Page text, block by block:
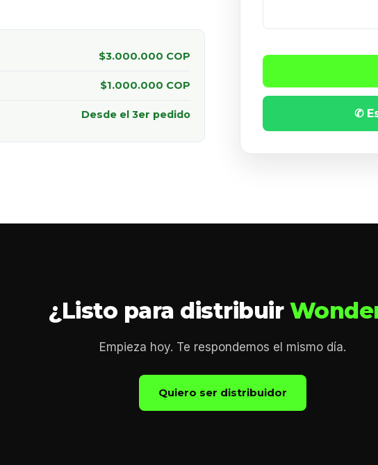
$3.000.000 COP
$1.000.000 COP
Desde el 3er pedido ✆
¿Listo para distribuir
Empieza hoy. Te respondemos el mismo día.
Quiero ser distribuidor